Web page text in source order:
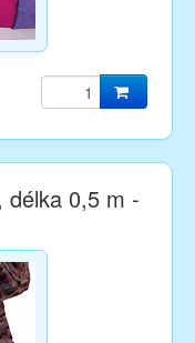
délka 0,5 m -